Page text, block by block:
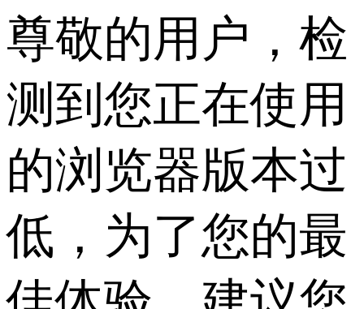
尊敬的用户，检
测到您正在使用
的浏览器版本过
低，为了您的最